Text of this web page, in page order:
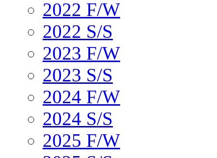
2022 F/W
2022 S/S
2023 F/W
2023 S/S
2024 F/W
2024 S/S
2025 F/W